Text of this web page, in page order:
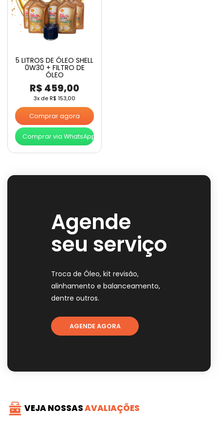
5 LITROS DE ÓLEO SHELL
0W30 + FILTRO DE
ÓLEO
R$ 459,00
3x deR$ 153,00
Comprar agora
Comprar via WhatsApp
Agende
seu serviço
Troca de Óleo, kit revisão,
alinhamento e balanceamento,
dentre outros.
AGENDE AGORA
VEJA NOSSASAVALIAÇÕES